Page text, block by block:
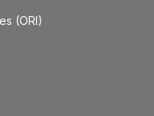
(ORI)